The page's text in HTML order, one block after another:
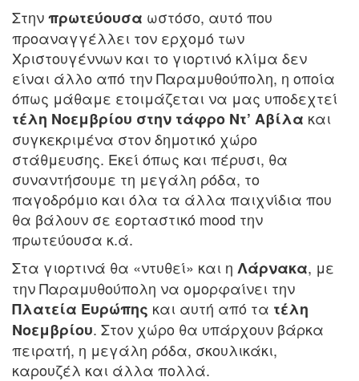
Στηνπρωτεύουσα ωστόσο, αυτό που
προαναγγέλλει τον ερχομό των
Χριστουγέννων και το γιορτινό κλίμα δεν
είναι άλλο από την Παραμυθούπολη, η οποία
όπως μάθαμε ετοιμάζεται να μας υποδεχτεί
τέλη Νοεμβρίου στην τάφρο Ντ’ Αβίλα και
συγκεκριμένα στον δημοτικό χώρο
στάθμευσης. Εκεί όπως και πέρυσι, θα
συναντήσουμε τη μεγάλη ρόδα, το
παγοδρόμιο και όλα τα άλλα παιχνίδια που
θα βάλουν σε εορταστικό mood την
πρωτεύουσα κ.ά.
Στα γιορτινά θα «ντυθεί» και η Λάρνακα, με
την Παραμυθούπολη να ομορφαίνει την
Πλατεία Ευρώπης και αυτή από τα τέλη
Νοεμβρίου. Στον χώρο θα υπάρχουν βάρκα
πειρατή, η μεγάλη ρόδα, σκουλικάκι,
καρουζέλ και άλλα πολλά.